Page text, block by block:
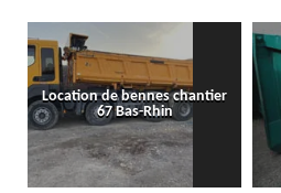
Location de bennes chantier
67 Bas-Rhin